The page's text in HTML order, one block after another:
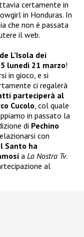
certamente in
in Honduras. In
che non è passata
il web.
L’Isola dei
lunedì 21 marzo!
in gioco, e si
ci regalerà
parteciperà al
Cucolo, col quale
in passato la
di Pechino
con
Santo ha
a La Nostra Tv.
al